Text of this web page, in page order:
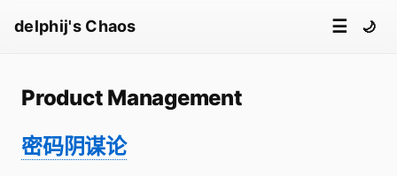
delphij's Chaos ☰ 🌙
Product Management
密码阴谋论